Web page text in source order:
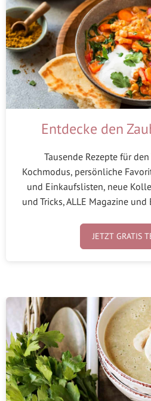
Entdecke den
Tausende Rezepte für
Kochmodus, persönliche
und Einkaufslisten, neue
und Tricks, ALLE Magazine
JETZT GRATIS